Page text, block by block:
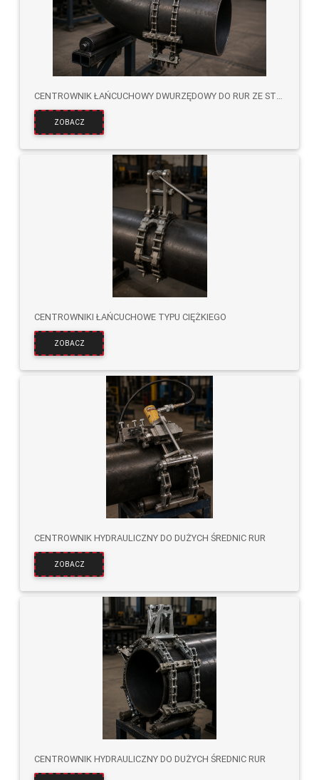
CENTROWNIK ŁAŃCUCHOWY DWURZĘDOWY DO RUR ZE STALI WĘGLOWEJ
ZOBACZ
CENTROWNIKI ŁAŃCUCHOWE TYPU CIĘŻKIEGO
ZOBACZ
CENTROWNIK HYDRAULICZNY DO DUŻYCH ŚREDNIC RUR
ZOBACZ
CENTROWNIK HYDRAULICZNY DO DUŻYCH ŚREDNIC RUR